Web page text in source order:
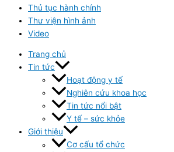
Thủ tục hành chính
Thư viện hình ảnh
Video
Trang chủ
Tin tức
Hoạt động y tế
Nghiên cứu khoa học
Tin tức nổi bật
Y tế – sức khỏe
Giới thiệu
Cơ cấu tổ chức